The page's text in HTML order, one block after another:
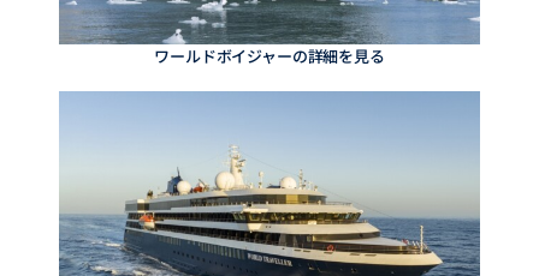
ワールドボイジャーの詳細を見る